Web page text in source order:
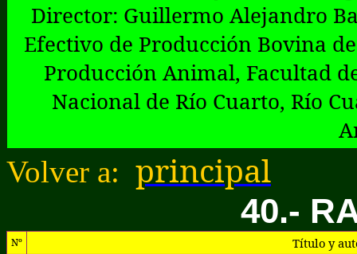
Director: Guillermo Alejandro
Efectivo de Producción Bovina
Producción Animal, Facultad
Nacional de Río Cuarto, Río
Volver a: principal
40.-
Nº Título y